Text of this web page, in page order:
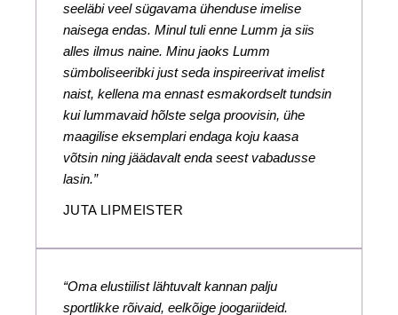
seeläbi veel sügavama ühenduse imelise
naisega endas. Minul tuli enne Lumm ja siis
alles ilmus naine. Minu jaoks Lumm
sümboliseeribki just seda inspireerivat imelist
naist, kellena ma ennast esmakordselt tundsin
kui lummavaid hõlste selga proovisin, ühe
maagilise eksemplari endaga koju kaasa
võtsin ning jäädavalt enda seest vabadusse
lasin.”
JUTA LIPMEISTER
“Oma elustiilist lähtuvalt kannan palju
sportlikke rõivaid, eelkõige joogariideid.